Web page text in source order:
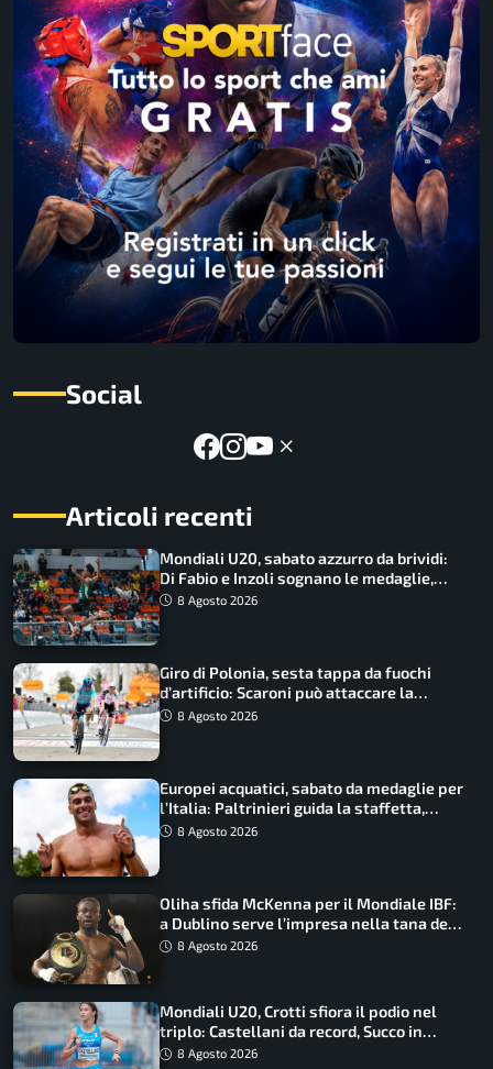
Social
Articoli recenti
Mondiali U20, sabato azzurro da brividi:
Di Fabio e Inzoli sognano le medaglie,
Castellani e Succo in finale
8 Agosto 2026
Giro di Polonia, sesta tappa da fuochi
d’artificio: Scaroni può attaccare la
maglia di Lemmen
8 Agosto 2026
Europei acquatici, sabato da medaglie per
l’Italia: Paltrinieri guida la staffetta,
Barnabà sogna l’oro dalle grandi altezze
8 Agosto 2026
Oliha sfida McKenna per il Mondiale IBF:
a Dublino serve l’impresa nella tana del
lupo8 Agosto 2026
Mondiali U20, Crotti sfiora il podio nel
triplo: Castellani da record, Succo in
finale
8 Agosto 2026